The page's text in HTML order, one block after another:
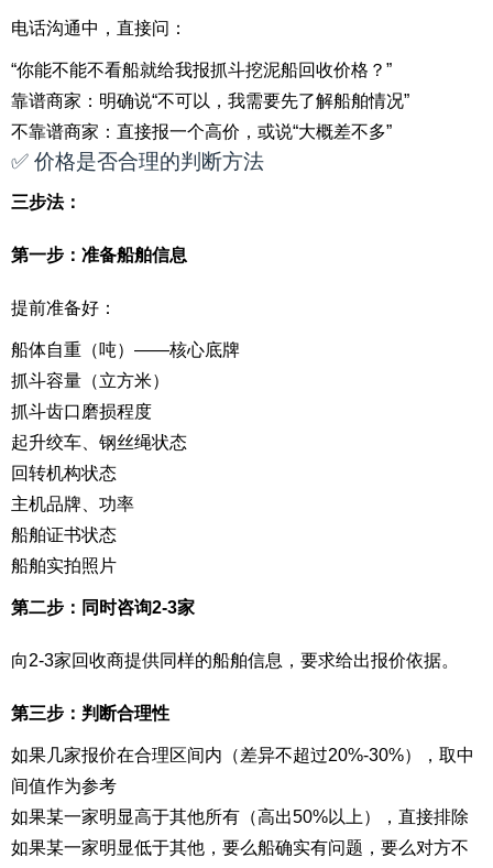
电话沟通中，直接问：
“你能不能不看船就给我报抓斗挖泥船回收价格？”
靠谱商家：明确说“不可以，我需要先了解船舶情况”
不靠谱商家：直接报一个高价，或说“大概差不多”
✅ 价格是否合理的判断方法
三步法：
第一步：准备船舶信息
提前准备好：
船体自重（吨）——核心底牌
抓斗容量（立方米）
抓斗齿口磨损程度
起升绞车、钢丝绳状态
回转机构状态
主机品牌、功率
船舶证书状态
船舶实拍照片
第二步：同时咨询2-3家
向2-3家回收商提供同样的船舶信息，要求给出报价依据。
第三步：判断合理性
如果几家报价在合理区间内（差异不超过20%-30%），取中
间值作为参考
如果某一家明显高于其他所有（高出50%以上），直接排除
如果某一家明显低于其他，要么船确实有问题，要么对方不